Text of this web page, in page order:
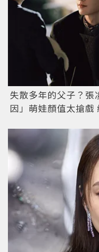
失散多年的父子？張
因」萌娃顏值太搶戲